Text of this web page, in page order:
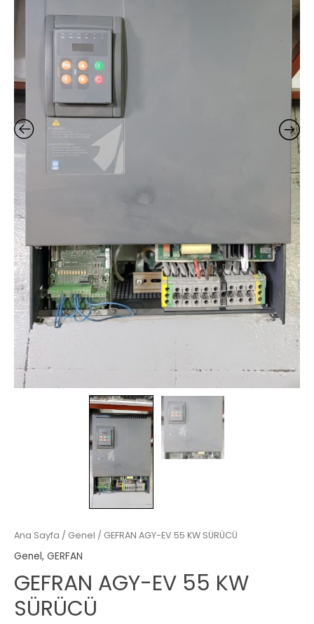
Ana Sayfa / Genel / GEFRAN AGY-EV 55 KW SÜRÜCÜ
Genel, GERFAN
GEFRAN AGY-EV 55 KW
SÜRÜCÜ